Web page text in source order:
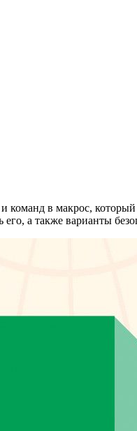
команд в макрос,
а также варианты